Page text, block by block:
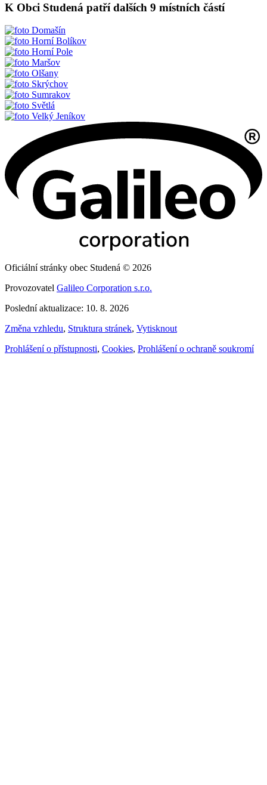
K Obci Studená patří dalších 9 místních částí
Domašín
Horní Bolíkov
Horní Pole
Maršov
Olšany
Skrýchov
Sumrakov
Světlá
Velký Jeníkov
Oficiální stránky obec Studená © 2026
Provozovatel Galileo Corporation s.r.o.
Poslední aktualizace: 10. 8. 2026
Změna vzhledu, Struktura stránek, Vytisknout
Prohlášení o přístupnosti, Cookies, Prohlášení o ochraně soukromí